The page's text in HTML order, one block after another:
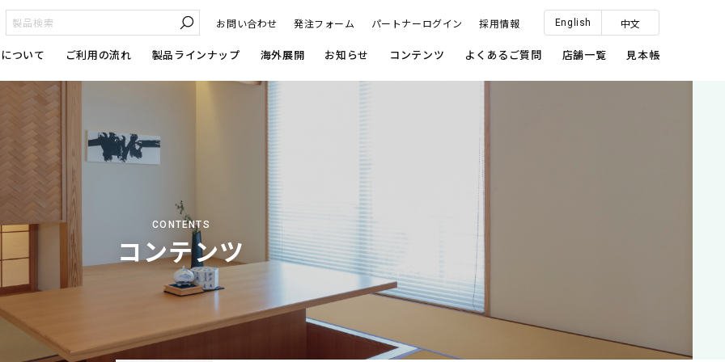
お問い合わせ 発注フォーム パートナーログイン 採用情報 English 中文
ついて ご利用の流れ 製品ラインナップ 海外展開 お知らせ コンテンツ よくあるご質問 店舗一覧 見本帳
CONTENTS
コンテンツ